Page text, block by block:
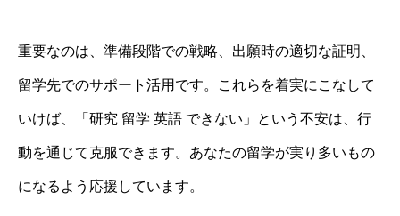
重要なのは、準備段階での戦略、出願時の適切な証明、
留学先でのサポート活用です。これらを着実にこなして
いけば、「研究 留学 英語 できない」という不安は、行
動を通じて克服できます。あなたの留学が実り多いもの
になるよう応援しています。